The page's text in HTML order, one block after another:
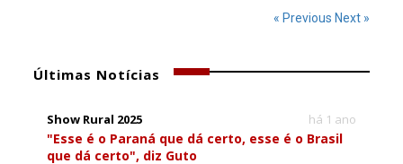
« Previous Next »
Últimas Notícias
Show Rural 2025 há 1 ano
"Esse é o Paraná que dá certo, esse é o Brasil
que dá certo", diz Guto